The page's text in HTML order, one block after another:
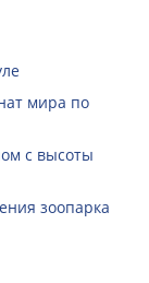
мира по
с высоты
зоопарка